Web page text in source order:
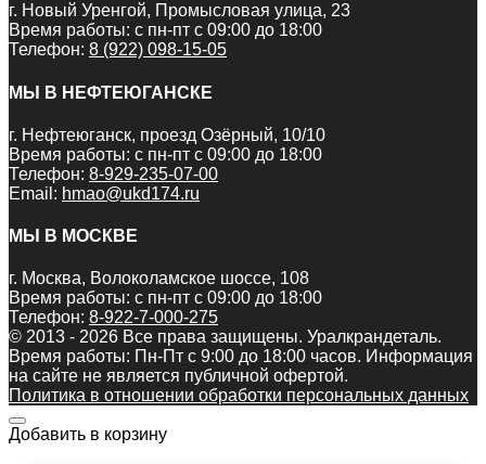
г. Новый Уренгой, Промысловая улица, 23
Время работы: с пн-пт с 09:00 до 18:00
Телефон: 8 (922) 098-15-05
МЫ В НЕФТЕЮГАНСКЕ
г. Нефтеюганск, проезд Озёрный, 10/10
Время работы: с пн-пт с 09:00 до 18:00
Телефон: 8-929-235-07-00
Email: hmao@ukd174.ru
МЫ В МОСКВЕ
г. Москва, Волоколамское шоссе, 108
Время работы: с пн-пт с 09:00 до 18:00
Телефон: 8-922-7-000-275
© 2013 - 2026 Все права защищены. Уралкрандеталь.
Время работы: Пн-Пт c 9:00 до 18:00 часов. Информация
на сайте не является публичной офертой.
Политика в отношении обработки персональных данных
Добавить в корзину